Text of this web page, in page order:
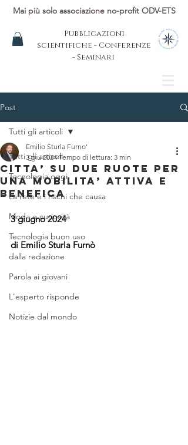
Mai più solo associazione no-profit ODV-ETS
Pubblicazioni
scientifiche - Conferenze
- Seminari
Post
Tutti gli articoli
Tecnologia oggi
La rete e i rischi che causa
Moda e curiosità
Tecnologia buon uso
dalla redazione
Parola ai giovani
L'esperto risponde
Notizie dal mondo
Tutti gli articoli
CITTA’ SU DUE RUOTE PER
UNA MOBILITA’ ATTIVA E
BENEFICA
Emilio Sturla Furno'
3 giu 2024 Tempo di lettura: 3 min
3 giugno 2024
di Emilio Sturla Furnò